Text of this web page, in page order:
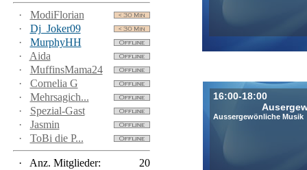
·
ModiFlorian
·
Dj_Joker09
·
MurphyHH
·
Aida
·
MuffinsMama24
·
Cornelia G
·
Mehrsagich...
·
Spezial-Gast
·
Jasmin
·
ToBi die P...
· Anz. Mitglieder:
20
16:00-18:00
Aussergewönliche Musik